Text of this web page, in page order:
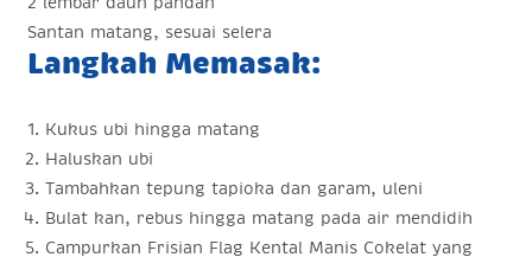
Santan matang, sesuai selera
Langkah Memasak:
Kukus ubi hingga matang
Haluskan ubi
Tambahkan tepung tapioka dan garam, uleni
Bulat kan, rebus hingga matang pada air mendidih
Campurkan Frisian Flag Kental Manis Cokelat yang